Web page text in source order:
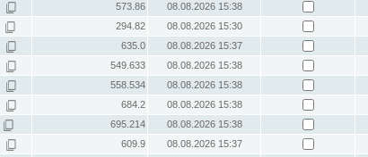
573.86
08.08.2026 15:38
294.82
08.08.2026 15:30
635.0
08.08.2026 15:37
549.633
08.08.2026 15:38
558.534
08.08.2026 15:38
684.2
08.08.2026 15:38
695.214
08.08.2026 15:38
609.9
08.08.2026 15:37